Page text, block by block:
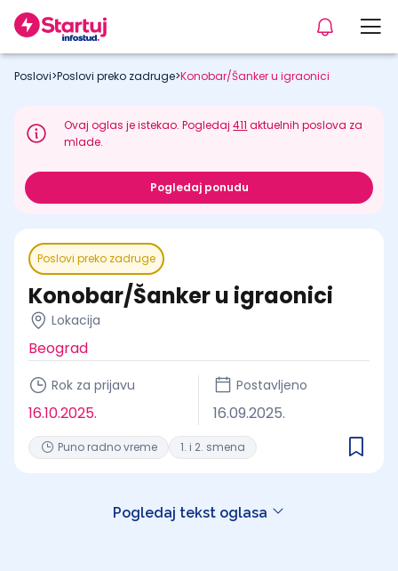
Poslovi>Poslovi preko zadruge>Konobar/Šanker u igraonici
Ovaj oglas je istekao. Pogledaj411 aktuelnih poslova za
mlade.
Pogledaj ponudu
Poslovi preko zadruge
Konobar/Šanker u igraonici
Lokacija
Beograd
Rok za prijavu
16.10.2025.
Postavljeno
16.09.2025.
Puno radno vreme 1. i 2. smena
Pogledaj tekst oglasa